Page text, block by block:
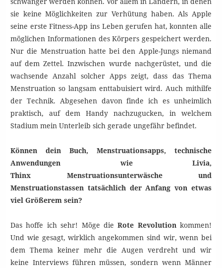
sie keine Möglichkeiten zur Verhütung haben. Als Apple
seine erste Fitness-App ins Leben gerufen hat, konnten alle
möglichen Informationen des Körpers gespeichert werden.
Nur die Menstruation hatte bei den Apple-Jungs niemand
auf dem Zettel. Inzwischen wurde nachgerüstet, und die
wachsende Anzahl solcher Apps zeigt, dass das Thema
Menstruation so langsam enttabuisiert wird. Auch mithilfe
der Technik. Abgesehen davon finde ich es unheimlich
praktisch, auf dem Handy nachzugucken, in welchem
Stadium mein Unterleib sich gerade ungefähr befindet.
Können dein Buch, Menstruationsapps, technische
Anwendungen wie Livia,
Thinx Menstruationsunterwäsche und
Menstruationstassen tatsächlich der Anfang von etwas
viel Größerem sein?
Das hoffe ich sehr! Möge dieRote Revolutionkommen!
Und wie gesagt, wirklich angekommen sind wir, wenn bei
dem Thema keiner mehr die Augen verdreht und wir
keine Interviews führen müssen, sondern wenn Männer